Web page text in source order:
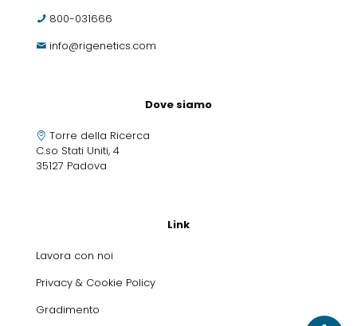
800-031666
info@rigenetics.com
Dove siamo
Torre della Ricerca
C.so Stati Uniti, 4
35127 Padova
Link
Lavora con noi
Privacy & Cookie Policy
Gradimento